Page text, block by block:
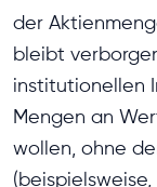
der
bleibt
institutionellen
Mengen an
wollen, ohne